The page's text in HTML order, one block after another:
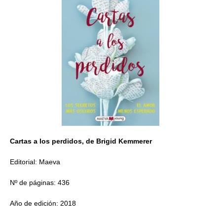
Cartas a los perdidos, de Brigid Kemmerer
Editorial: Maeva
Nº de páginas: 436
Año de edición: 2018